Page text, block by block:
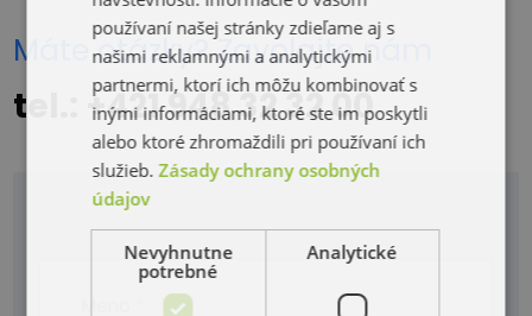
Máte otázky? Zavolajte nám
tel.: +421 948 32 32 00
používaní našej stránky zdieľame aj s
našimi reklamnými a analytickými
partnermi, ktorí ich môžu kombinovať s
inými informáciami, ktoré ste im poskytli
alebo ktoré zhromaždili pri používaní ich
služieb.Zásady ochrany osobných
údajov
Nevyhnutne
potrebné
Analytické